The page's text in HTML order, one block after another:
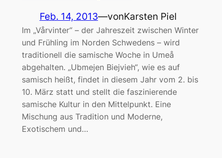
Feb. 14, 2013—vonKarsten Piel
Im „Vårvinter“ – der Jahreszeit zwischen Winter
und Frühling im Norden Schwedens – wird
traditionell die samische Woche in Umeå
abgehalten. „Ubmejen Biejvieh“, wie es auf
samisch heißt, findet in diesem Jahr vom 2. bis
10. März statt und stellt die faszinierende
samische Kultur in den Mittelpunkt. Eine
Mischung aus Tradition und Moderne,
Exotischem und…